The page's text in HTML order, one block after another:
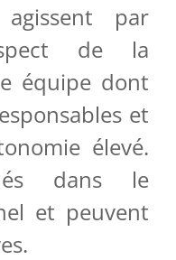
par
de la
équipe dont
et
élevé.
dans le
et peuvent